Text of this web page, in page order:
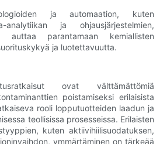
ja automaation, kuten
analytiikan ja ohjausjärjestelmien,
auttaa parantamaan kemiallisten
ja luotettavuutta.
ovat välttämättömiä
poistamiseksi erilaisista
rooli lopputuotteiden laadun ja
teollisissa prosesseissa. Erilaisten
kuten aktiivihiilisuodatuksen,
ymmärtäminen on tärkeää